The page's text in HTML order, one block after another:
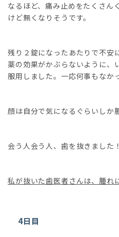
なるほど、痛み止めをたくさん
けど無くなりそうです。
残り２錠になったあたりで不安
薬の効果がかぶらないように、
服用しました。一応何事もなか
顔は自分で気になるぐらいしか
会う人会う人、歯を抜きました
私が抜いた歯医者さんは、腫れ
4日目